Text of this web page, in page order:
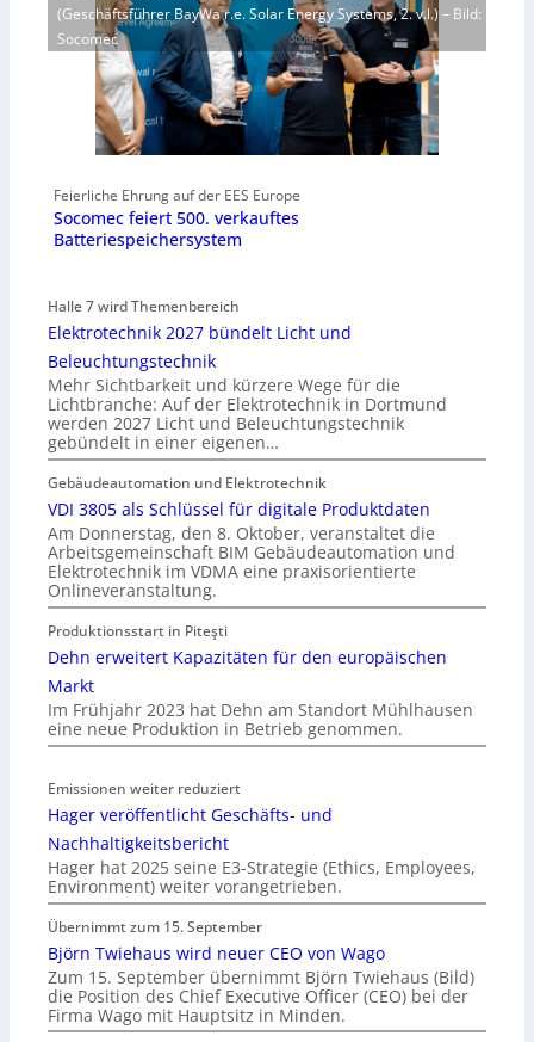
(Geschäftsführer BayWa r.e. Solar Energy Systems, 2. v.l.) – Bild:
Socomec
Feierliche Ehrung auf der EES Europe
Socomec feiert 500. verkauftes
Batteriespeichersystem
Halle 7 wird Themenbereich
Elektrotechnik 2027 bündelt Licht und
Beleuchtungstechnik
Mehr Sichtbarkeit und kürzere Wege für die
Lichtbranche: Auf der Elektrotechnik in Dortmund
werden 2027 Licht und Beleuchtungstechnik
gebündelt in einer eigenen…
Gebäudeautomation und Elektrotechnik
VDI 3805 als Schlüssel für digitale Produktdaten
Am Donnerstag, den 8. Oktober, veranstaltet die
Arbeitsgemeinschaft BIM Gebäudeautomation und
Elektrotechnik im VDMA eine praxisorientierte
Onlineveranstaltung.
Produktionsstart in Piteşti
Dehn erweitert Kapazitäten für den europäischen
Markt
Im Frühjahr 2023 hat Dehn am Standort Mühlhausen
eine neue Produktion in Betrieb genommen.
Emissionen weiter reduziert
Hager veröffentlicht Geschäfts- und
Nachhaltigkeitsbericht
Hager hat 2025 seine E3-Strategie (Ethics, Employees,
Environment) weiter vorangetrieben.
Übernimmt zum 15. September
Björn Twiehaus wird neuer CEO von Wago
Zum 15. September übernimmt Björn Twiehaus (Bild)
die Position des Chief Executive Officer (CEO) bei der
Firma Wago mit Hauptsitz in Minden.